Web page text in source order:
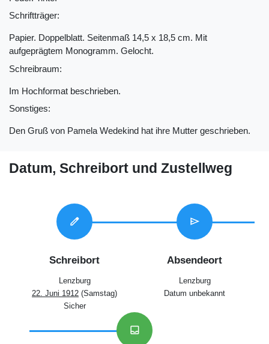
Schriftträger:
Papier. Doppelblatt. Seitenmaß 14,5 x 18,5 cm. Mit
aufgeprägtem Monogramm. Gelocht.
Schreibraum:
Im Hochformat beschrieben.
Sonstiges:
Den Gruß von Pamela Wedekind hat ihre Mutter geschrieben.
Datum, Schreibort und Zustellweg
edit
Schreibort
Lenzburg
22. Juni 1912 (Samstag)
Sicher
send
Absendeort
Lenzburg
Datum unbekannt
inbox